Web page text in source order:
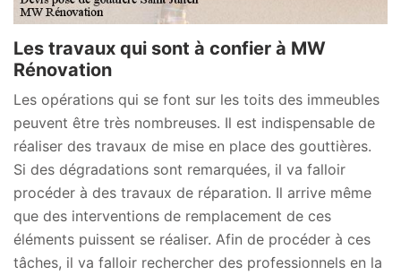
Les travaux qui sont à confier à MW
Rénovation
Les opérations qui se font sur les toits des immeubles
peuvent être très nombreuses. Il est indispensable de
réaliser des travaux de mise en place des gouttières.
Si des dégradations sont remarquées, il va falloir
procéder à des travaux de réparation. Il arrive même
que des interventions de remplacement de ces
éléments puissent se réaliser. Afin de procéder à ces
tâches, il va falloir rechercher des professionnels en la